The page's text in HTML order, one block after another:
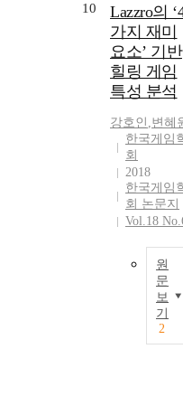
play it.
Therefore,
additional
research is
needed to
annalize the
ludic elements
of HCGs,
induce people
to play them
voluntarily.
studied the
purposes,
and the game
mechanics of
HCGs, then
suggested how
to design more
10
Lazzro의
가지 재미
요소’ 기반
힐링 게임
특성 분석
강호인 ,변혜
한국게임
회
2018
한국게임
회 논문지
Vol.18
원
문
보
기
2